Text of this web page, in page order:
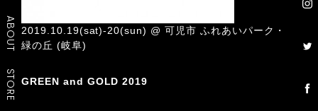
ABOUT
STORE
2019.10.19(sat)-20(sun) @ 可児市 ふれあいパーク・
緑の丘 (岐阜)
GREEN and GOLD 2019